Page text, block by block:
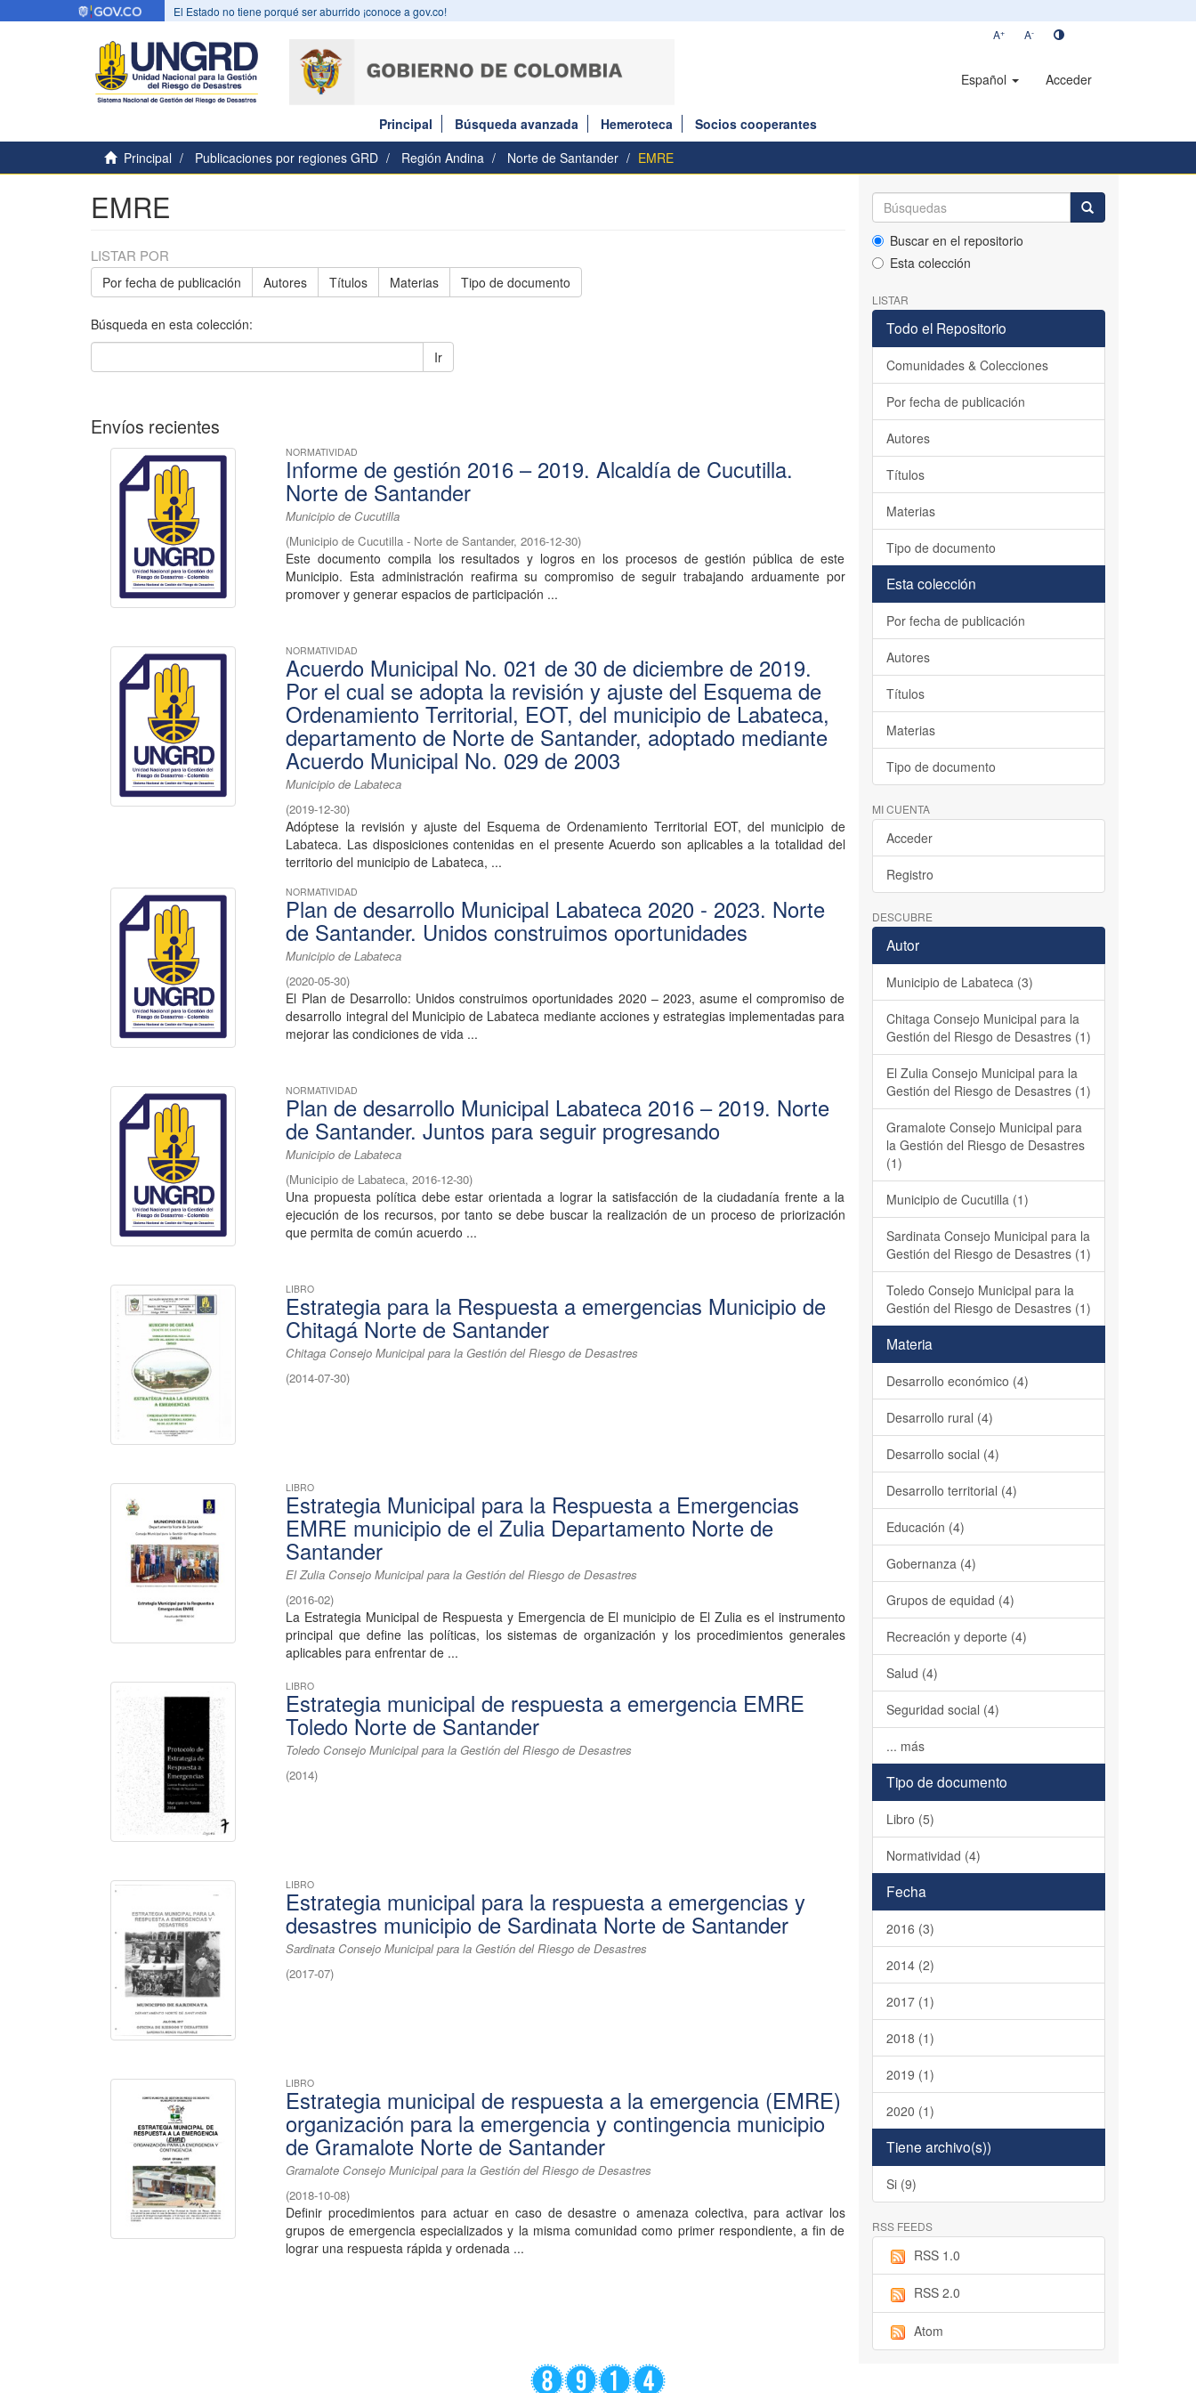
El Estado no tiene porqué ser aburrido ¡conoce a gov.co!
A+ A-
Español Acceder
Principal Búsqueda avanzada Hemeroteca
Socios cooperantes
Principal
Publicaciones por regiones GRD Región Andina Norte de Santander EMRE
EMRE
LISTAR POR
Por fecha de publicación Autores Títulos Materias Tipo de documento
Búsqueda en esta colección:
Ir
Envíos recientes
NORMATIVIDAD
Informe de gestión 2016 – 2019. Alcaldía de Cucutilla.
Norte de Santander
Municipio de Cucutilla
(Municipio de Cucutilla - Norte de Santander,2016-12-30)
Este documento compila los resultados y logros en los procesos de gestión pública de este
Municipio. Esta administración reafirma su compromiso de seguir trabajando arduamente por
promover y generar espacios de participación ...
NORMATIVIDAD
Acuerdo Municipal No. 021 de 30 de diciembre de 2019.
Por el cual se adopta la revisión y ajuste del Esquema de
Ordenamiento Territorial, EOT, del municipio de Labateca,
departamento de Norte de Santander, adoptado mediante
Acuerdo Municipal No. 029 de 2003
Municipio de Labateca
(2019-12-30)
Adóptese la revisión y ajuste del Esquema de Ordenamiento Territorial EOT, del municipio de
Labateca. Las disposiciones contenidas en el presente Acuerdo son aplicables a la totalidad del
territorio del municipio de Labateca, ...
NORMATIVIDAD
Plan de desarrollo Municipal Labateca 2020 - 2023. Norte
de Santander. Unidos construimos oportunidades
Municipio de Labateca
(2020-05-30)
El Plan de Desarrollo: Unidos construimos oportunidades 2020 – 2023, asume el compromiso de
desarrollo integral del Municipio de Labateca mediante acciones y estrategias implementadas para
mejorar las condiciones de vida ...
NORMATIVIDAD
Plan de desarrollo Municipal Labateca 2016 – 2019. Norte
de Santander. Juntos para seguir progresando
Municipio de Labateca
(Municipio de Labateca,2016-12-30)
Una propuesta política debe estar orientada a lograr la satisfacción de la ciudadanía frente a la
ejecución de los recursos, por tanto se debe buscar la realización de un proceso de priorización
que permita de común acuerdo ...
LIBRO
Estrategia para la Respuesta a emergencias Municipio de
Chitagá Norte de Santander
Chitaga Consejo Municipal para la Gestión del Riesgo de Desastres
(2014-07-30)
LIBRO
Estrategia Municipal para la Respuesta a Emergencias
EMRE municipio de el Zulia Departamento Norte de
Santander
El Zulia Consejo Municipal para la Gestión del Riesgo de Desastres
(2016-02)
La Estrategia Municipal de Respuesta y Emergencia de El municipio de El Zulia es el instrumento
principal que define las políticas, los sistemas de organización y los procedimientos generales
aplicables para enfrentar de ...
LIBRO
Estrategia municipal de respuesta a emergencia EMRE
Toledo Norte de Santander
Toledo Consejo Municipal para la Gestión del Riesgo de Desastres
(2014)
LIBRO
Estrategia municipal para la respuesta a emergencias y
desastres municipio de Sardinata Norte de Santander
Sardinata Consejo Municipal para la Gestión del Riesgo de Desastres
(2017-07)
LIBRO
Estrategia municipal de respuesta a la emergencia (EMRE)
organización para la emergencia y contingencia municipio
de Gramalote Norte de Santander
Gramalote Consejo Municipal para la Gestión del Riesgo de Desastres
(2018-10-08)
Definir procedimientos para actuar en caso de desastre o amenaza colectiva, para activar los
grupos de emergencia especializados y la misma comunidad como primer respondiente, a fin de
lograr una respuesta rápida y ordenada ...
Buscar en el repositorio
Esta colección
LISTAR
Todo el Repositorio
Comunidades & Colecciones
Por fecha de publicación
Autores
Títulos
Materias
Tipo de documento
Esta colección
Por fecha de publicación
Autores
Títulos
Materias
Tipo de documento
MI CUENTA
Acceder
Registro
DESCUBRE
Autor
Municipio de Labateca (3)
Chitaga Consejo Municipal para la
Gestión del Riesgo de Desastres (1)
El Zulia Consejo Municipal para la
Gestión del Riesgo de Desastres (1)
Gramalote Consejo Municipal para
la Gestión del Riesgo de Desastres
(1)
Municipio de Cucutilla (1)
Sardinata Consejo Municipal para la
Gestión del Riesgo de Desastres (1)
Toledo Consejo Municipal para la
Gestión del Riesgo de Desastres (1)
Materia
Desarrollo económico (4)
Desarrollo rural (4)
Desarrollo social (4)
Desarrollo territorial (4)
Educación (4)
Gobernanza (4)
Grupos de equidad (4)
Recreación y deporte (4)
Salud (4)
Seguridad social (4)
... más
Tipo de documento
Libro (5)
Normatividad (4)
Fecha
2016 (3)
2014 (2)
2017 (1)
2018 (1)
2019 (1)
2020 (1)
Tiene archivo(s))
Si (9)
RSS FEEDS
RSS 1.0
RSS 2.0
Atom